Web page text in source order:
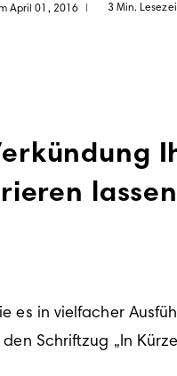
April 01, 2016 3 Min.
es in vielfacher
Schriftzug „In